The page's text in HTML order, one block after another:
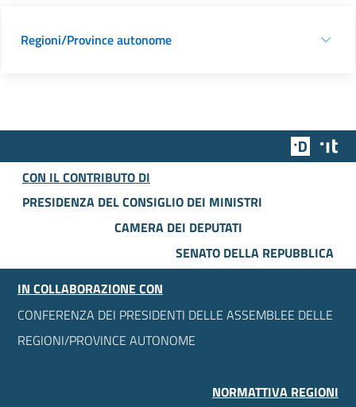
Regioni/Province autonome
Team
CON IL CONTRIBUTO DI
PRESIDENZA DEL CONSIGLIO DEI MINISTRI
CAMERA DEI DEPUTATI
SENATO DELLA REPUBBLICA
IN COLLABORAZIONE CON
CONFERENZA DEI PRESIDENTI DELLE ASSEMBLEE DELLE
REGIONI/PROVINCE AUTONOME
NORMATTIVA REGIONI